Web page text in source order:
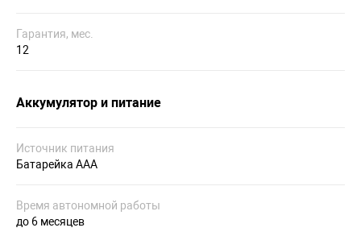
Гарантия, мес.
12
Аккумулятор и питание
Источник питания
Батарейка AAА
Время автономной работы
до 6 месяцев